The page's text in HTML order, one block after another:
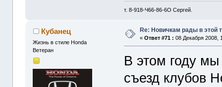
т. 8-918-Ч66-86-6O Сергей.
Кубанец
Жизнь в стиле Honda
Ветеран
Re: Новичкам рады в этой
«Ответ #71 : 08 Декабря 2008,
В этом году мы
съезд клубов